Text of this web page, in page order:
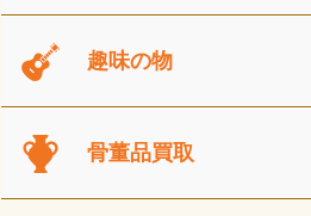
趣味の物
骨董品買取